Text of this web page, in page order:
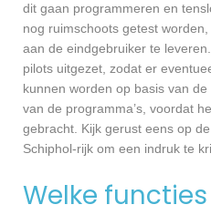
dit gaan programmeren en
nog ruimschoots getest
aan de eindgebruiker te
pilots uitgezet, zodat er
kunnen worden op basis van
van de programma’s, voordat
gebracht. Kijk gerust eens op
Schiphol-rijk om een indruk te
Welke